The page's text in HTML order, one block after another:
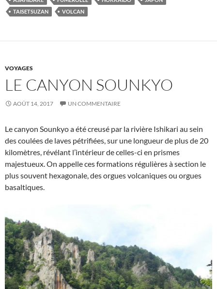
TAISETSUZAN
VOLCAN
VOYAGES
LE CANYON SOUNKYO
AOÛT 14, 2017 UN COMMENTAIRE
Le canyon Sounkyo a été creusé par la rivière Ishikari au sein
des coulées de laves pétrifiées, sur une longueur de plus de 20
kilomètres, révélant l’intérieur de celles-ci en prismes
majestueux. On appelle ces formations régulières à section le
plus souvent hexagonale, des orgues volcaniques ou orgues
basaltiques.